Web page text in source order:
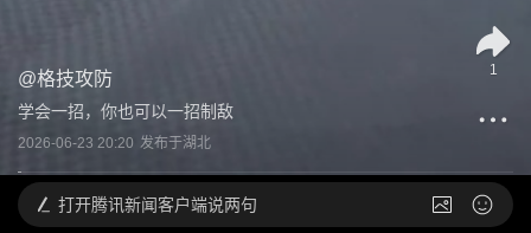
@格技攻防
学会一招，你也可以一招制敌
2026-06-23 20:20 发布于湖北
1
打开腾讯新闻客户端说两句